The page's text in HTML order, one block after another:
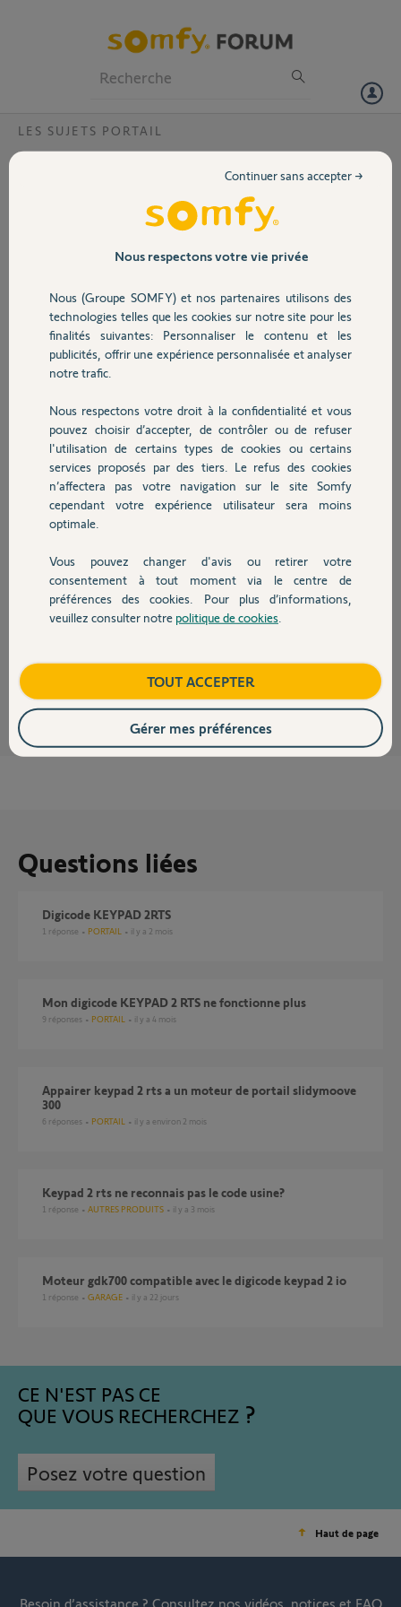
Volet
Sécurité
Domotique
Chauffage
Autres produits
Devis avec un pro
Contact
LES SUJETS PORTAIL
Pourquoi mon digicod keypad RTS ne
Mon digicode ne fonctionnait plus alors j’ai changé la pile. Quand je
mets une pile neuve le voyant rouge du haut s’allume fixe puis les 2
s’allume même si j’appuie sur les touches.
Merci d’avance pour votre aide
Maeva
MAEVA T.
Participer au fil de discussion
Réponses
Je vous confirme que d'après ce que vous nous indiquez, il semblerait que
votre clavier à code RTS soit défectueux. Afin de gérer votre SAV, je vais
avoir besoin d'informations personnelles et c'est pour cette raison que je
viens de vous envoyer un mail pour continuer votre dépannage en privé.
il y a 3 mois
Questions liées
digicode KEYPAD 2RTS
1 réponse PORTAIL il y a 2 mois
Mon digicode KEYPAD 2 RTS ne fonctionne plus
9 réponses PORTAIL il y a 4 mois
Appairer keypad 2 rts a un moteur de portail slidymoove
300
6 réponses PORTAIL il y a environ 2 mois
Keypad 2 rts ne reconnais pas le code usine?
1 réponse AUTRES PRODUITS il y a 3 mois
Moteur gdk700 compatible avec le digicode keypad 2 io
1 réponse GARAGE il y a 22 jours
CE N'EST PAS CE
QUE VOUS RECHERCHEZ
Posez votre question
Haut de page
Besoin d’assistance ? Consultez nos vidéos, notices et FAQ
Nous respectons votre vie privée
Nous (Groupe SOMFY) et nos partenaires utilisons des
technologies telles que les cookies sur notre site pour les
finalités suivantes: Personnaliser le contenu et les
publicités, offrir une expérience personnalisée et analyser
notre trafic.
Nous respectons votre droit à la confidentialité et vous
pouvez choisir d’accepter, de contrôler ou de refuser
l'utilisation de certains types de cookies ou certains
services proposés par des tiers. Le refus des cookies
n’affectera pas votre navigation sur le site Somfy
cependant votre expérience utilisateur sera moins
optimale.
Vous pouvez changer d'avis ou retirer votre
consentement à tout moment via le centre de
préférences des cookies. Pour plus d’informations,
veuillez consulter notre politique de cookies
Continuer sans accepter →
TOUT ACCEPTER
Gérer mes préférences